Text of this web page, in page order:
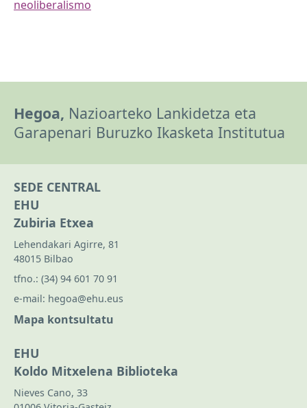
neoliberalismo
Hegoa, Nazioarteko Lankidetza eta
Garapenari Buruzko Ikasketa Institutua
SEDE CENTRAL
EHU
Zubiria Etxea
Lehendakari Agirre, 81
48015 Bilbao
tfno.: (34) 94 601 70 91
e-mail: hegoa@ehu.eus
Mapa kontsultatu
EHU
Koldo Mitxelena Biblioteka
Nieves Cano, 33